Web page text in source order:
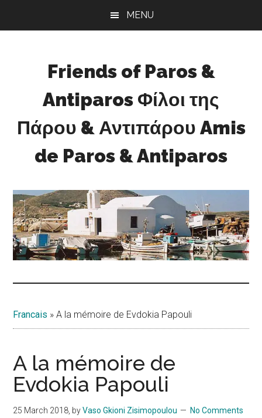
MENU
Friends of Paros &
Antiparos Φίλοι της
Πάρου & Αντιπάρου Amis
de Paros & Antiparos
development
for
Paros
&
Antiparos
Francais »A la mémoire de Evdokia Papouli
A la mémoire de
Evdokia Papouli
25 March 2018, byVaso Gkioni Zisimopoulou No Comments